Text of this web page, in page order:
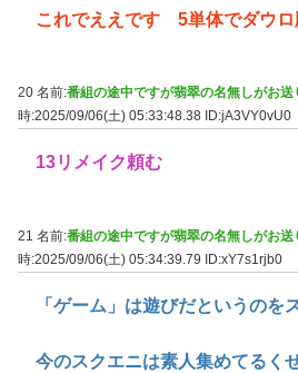
これでええです 5単体でダウロ
20 名前:番組の途中ですが翡翠の名無しがお送
時:2025/09/06(土) 05:33:48.38 ID:jA3VY0vU0
13リメイク頼む
21 名前:番組の途中ですが翡翠の名無しがお送
時:2025/09/06(土) 05:34:39.79 ID:xY7s1rjb0
「ゲーム」は遊びだというのを
今のスクエニは素人集めてるく